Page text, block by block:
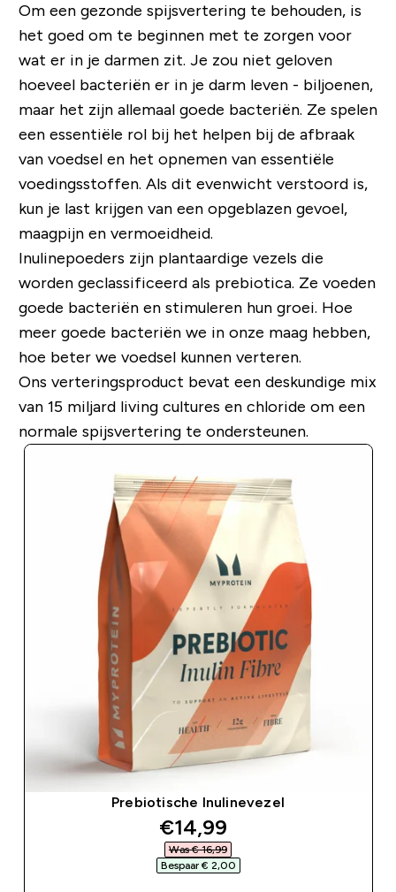
Om een ​​gezonde spijsvertering te behouden, is
het goed om te beginnen met te zorgen voor
wat er in je darmen zit. Je zou niet geloven
hoeveel bacteriën er in je darm leven - biljoenen,
maar het zijn allemaal goede bacteriën. Ze spelen
een essentiële rol bij het helpen bij de afbraak
van voedsel en het opnemen van essentiële
voedingsstoffen. Als dit evenwicht verstoord is,
kun je last krijgen van een opgeblazen gevoel,
maagpijn en vermoeidheid.
Inulinepoeders zijn plantaardige vezels die
worden geclassificeerd als prebiotica. Ze voeden
goede bacteriën en stimuleren hun groei. Hoe
meer goede bacteriën we in onze maag hebben,
hoe beter we voedsel kunnen verteren.
Ons verteringsproduct bevat een deskundige mix
van 15 miljard living cultures en chloride om een ​​
normale spijsvertering te ondersteunen.
Prebiotische Inulinevezel
discounted price
€14,99‎
Was € 16,99‎
Bespaar € 2,00‎